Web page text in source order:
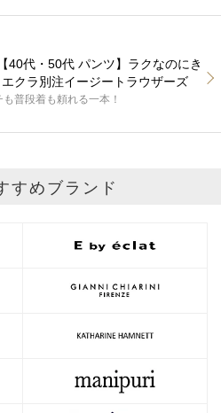
40代・50代 パンツ】ラクなのにき
クラ別注イージートラウザーズ
普段着も頼れる一本！
すめブランド